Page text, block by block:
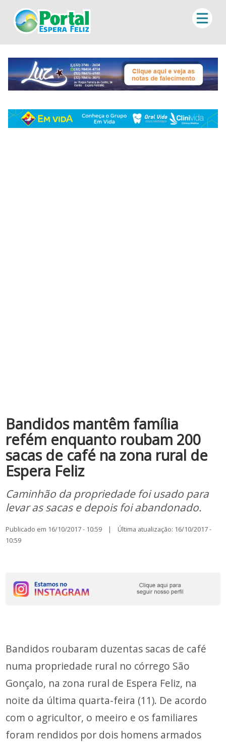
Bandidos mantêm família
refém enquanto roubam 200
sacas de café na zona rural de
Espera Feliz
Caminhão da propriedade foi usado para
levar as sacas e depois foi abandonado.
Publicado em 16/10/2017 - 10:59 | Última atualização: 16/10/2017 -
10:59
Bandidos roubaram duzentas sacas de café
numa propriedade rural no córrego São
Gonçalo, na zona rural de Espera Feliz, na
noite da última quarta-feira (11). De acordo
com o agricultor, o meeiro e os familiares
foram rendidos por dois homens armados